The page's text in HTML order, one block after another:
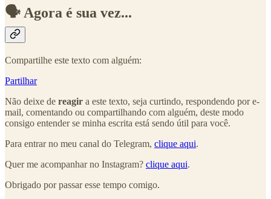
🗣️ Agora é sua vez...
Compartilhe este texto com alguém:
Partilhar
Não deixe de reagir a este texto, seja curtindo, respondendo por e-
mail, comentando ou compartilhando com alguém, deste modo
consigo entender se minha escrita está sendo útil para você.
Para entrar no meu canal do Telegram, clique aqui.
Quer me acompanhar no Instagram? clique aqui.
Obrigado por passar esse tempo comigo.